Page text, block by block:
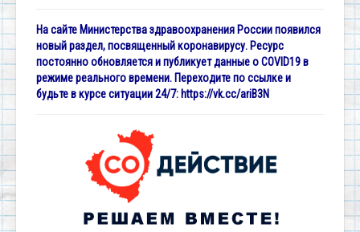
На сайте Министерства здравоохранения России появился
новый раздел, посвященный коронавирусу. Ресурс
постоянно обновляется и публикует данные о COVID19 в
режиме реального времени. Переходите по ссылке и
будьте в курсе ситуации 24/7: https://vk.cc/ariB3N